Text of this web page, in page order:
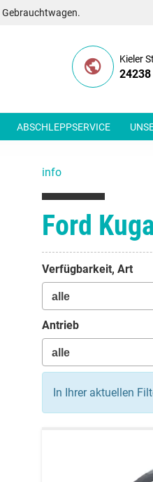
Gebrauchtwagen.
Kieler
ABSCHLEPPSERVICE
info
Ford
Verfügbarkeit, Art
Antrieb
In Ihrer aktuellen